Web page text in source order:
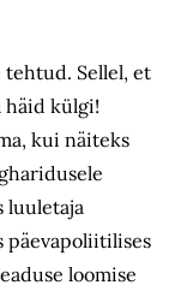
tehtud. Sellel, et
häid külgi!
kui näiteks
luuletaja
päevapoliitilises
loomise